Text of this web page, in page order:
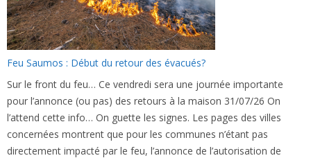
(sauf
pour
Lège-
Ferret
et
Le
Porge)
Feu Saumos : Début du retour des évacués?
Sur le front du feu… Ce vendredi sera une journée importante
pour l’annonce (ou pas) des retours à la maison 31/07/26 On
l’attend cette info… On guette les signes. Les pages des villes
concernées montrent que pour les communes n’étant pas
directement impacté par le feu, l’annonce de l’autorisation de